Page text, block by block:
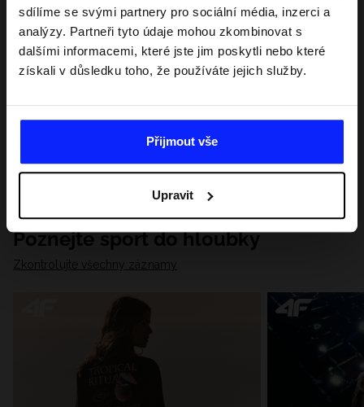
sdílíme se svými partnery pro sociální média, inzerci a
analýzy. Partneři tyto údaje mohou zkombinovat s
dalšími informacemi, které jste jim poskytli nebo které
získali v důsledku toho, že používáte jejich služby.
Přijmout vše
Upravit
Poznejte sport do hloubky
Zkontrolujte všechny záznamy